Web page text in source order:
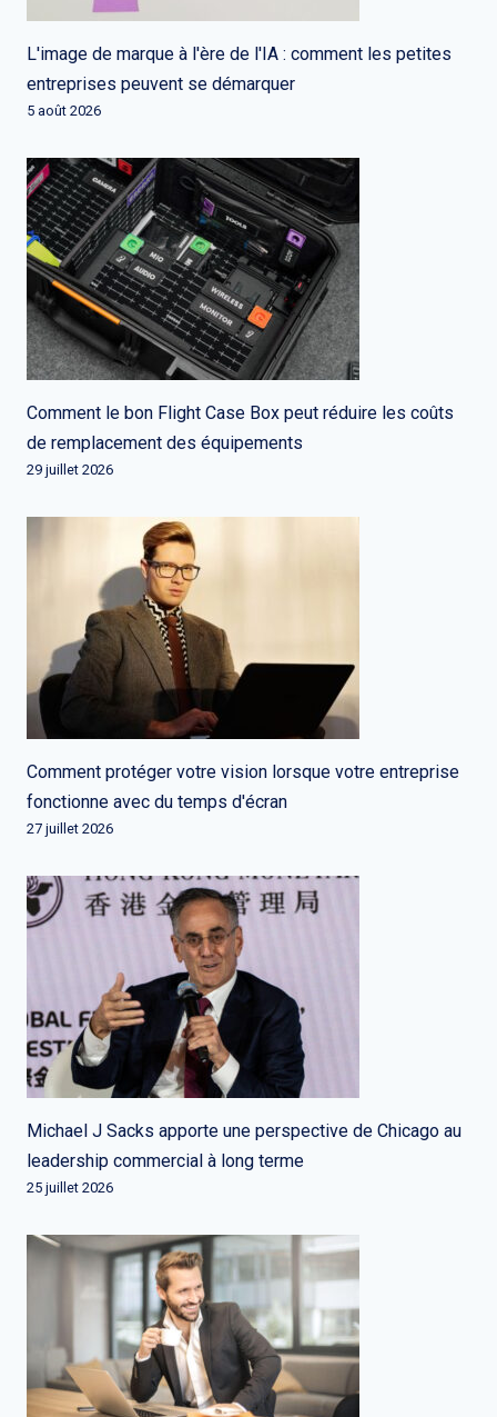
L'image de marque à l'ère de l'IA : comment les petites
entreprises peuvent se démarquer
5 août 2026
Comment le bon Flight Case Box peut réduire les coûts
de remplacement des équipements
29 juillet 2026
Comment protéger votre vision lorsque votre entreprise
fonctionne avec du temps d'écran
27 juillet 2026
Michael J Sacks apporte une perspective de Chicago au
leadership commercial à long terme
25 juillet 2026